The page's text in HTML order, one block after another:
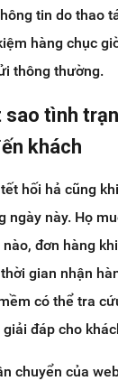
tin do thao
hàng chục
thông thường.
sao tình
khách
hối hả cũng
ngày này. Họ
đơn hàng
gian nhận
có thể tra
đáp cho
chuyển của